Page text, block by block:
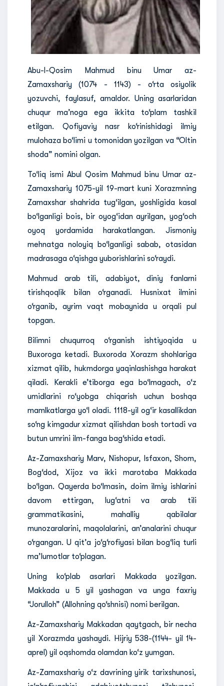
Abu-l-Qosim Mahmud binu Umar az-
Zamaxshariy (1074 - 1143) - o‘rta osiyolik
yozuvchi, faylasuf, amaldor. Uning asarlaridan
chuqur ma’noga ega ikkita to‘plam tashkil
etilgan. Qofiyaviy nasr ko‘rinishidagi ilmiy
mulohaza bo‘limi u tomonidan yozilgan va “Oltin
shoda” nomini olgan.
To‘liq ismi Abul Qosim Mahmud binu Umar az-
Zamaxshariy 1075-yil 19-mart kuni Xorazmning
Zamaxshar shahrida tug‘ilgan, yoshligida kasal
bo‘lganligi bois, bir oyog‘idan ayrilgan, yog‘och
oyoq yordamida harakatlangan. Jismoniy
mehnatga noloyiq bo‘lganligi sabab, otasidan
madrasaga o‘qishga yuborishlarini so‘raydi.
Mahmud arab tili, adabiyot, diniy fanlarni
tirishqoqlik bilan o‘rganadi. Husnixat ilmini
o‘rganib, ayrim vaqt mobaynida u orqali pul
topgan.
Bilimni chuqurroq o‘rganish ishtiyoqida u
Buxoroga ketadi. Buxoroda Xorazm shohlariga
xizmat qilib, hukmdorga yaqinlashishga harakat
qiladi. Kerakli e’tiborga ega bo‘lmagach, o‘z
umidlarini ro‘yobga chiqarish uchun boshqa
mamlkatlarga yo‘l oladi. 1118-yil og‘ir kasallikdan
so‘ng kimgadur xizmat qilishdan bosh tortadi va
butun umrini ilm-fanga bag‘shida etadi.
Az-Zamaxshariy Marv, Nishopur, Isfaxon, Shom,
Bog‘dod, Xijoz va ikki marotaba Makkada
bo‘lgan. Qayerda bo‘lmasin, doim ilmiy ishlarini
davom ettirgan, lug‘atni va arab tili
grammatikasini, mahalliy qabilalar
munozaralarini, maqolalarini, an’analarini chuqur
o‘rgangan. U qit’a jo‘g‘rofiyasi bilan bog‘liq turli
ma’lumotlar to‘plagan.
Uning ko‘plab asarlari Makkada yozilgan.
Makkada u 5 yil yashagan va unga faxriy
“Jorulloh” (Allohning qo‘shnisi) nomi berilgan.
Az-Zamaxshariy Makkadan qaytgach, bir necha
yil Xorazmda yashaydi. Hijriy 538-(1144- yil 14-
aprel) yil oqshomda olamdan ko‘z yumgan.
Az-Zamaxshariy o‘z davrining yirik tarixshunosi,